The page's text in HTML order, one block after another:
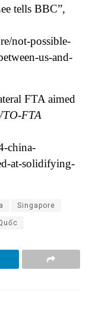
tells BBC”,
not-possible-
us-and-
FTA aimed
FTA
china-
at-solidifying-
Singapore